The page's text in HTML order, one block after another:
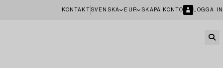
KONTAKT SVENSKA EUR SKAPA KONTO LOGGA IN